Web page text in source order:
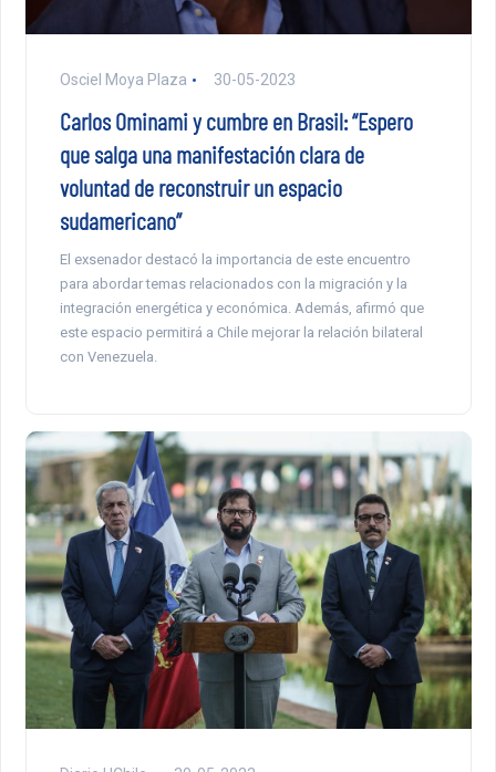
Osciel Moya Plaza 30-05-2023
Carlos Ominami y cumbre en Brasil: “Espero
que salga una manifestación clara de
voluntad de reconstruir un espacio
sudamericano”
El exsenador destacó la importancia de este encuentro
para abordar temas relacionados con la migración y la
integración energética y económica. Además, afirmó que
este espacio permitirá a Chile mejorar la relación bilateral
con Venezuela.